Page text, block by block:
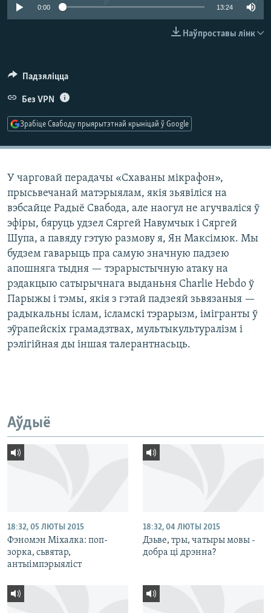
КУЛЬТУРА
МОВА0:00 13:24
Наўпроставы лінк
Падзяліцца
Без VPN
Зрабіце Свабоду прыярытэтнай крыніцай ў Google
У чарговай перадачы «Схаваны мікрафон»,
прысьвечанай матэрыялам, якія зьявіліся на
вэбсайце Радыё Свабода, але наогул не агучваліся ў
эфіры, бяруць удзел Сяргей Навумчык і Сяргей
Шупа, а павяду гэтую размову я, Ян Максімюк. Мы
будзем гаварыць пра самую значную падзею
апошняга тыдня — тэрарыстычную атаку на
рэдакцыю сатырычнага выданьня Charlie Hebdo ў
Парыжы і тэмы, якія з гэтай падзеяй зьвязаныя —
радыкальны іслам, ісламскі тэрарызм, імігранты ў
эўрапейскіх грамадзтвах, мультыкультуралізм і
рэлігійная ды іншая талерантнасьць.
Аўдыё
18:32, 05 ЛЮТЫ 2015
Фэномэн Міхалка: поп-
зорка, сьвятар,
антыімпэрыяліст
18:32, 04 ЛЮТЫ 2015
Дзьве, тры, чатыры мовы -
добра ці дрэнна?